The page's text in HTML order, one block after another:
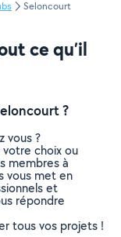
Seloncourt
ce qu’il
?
vous ?
choix ou
membres à
vous met en
et
répondre
tous vos projets !